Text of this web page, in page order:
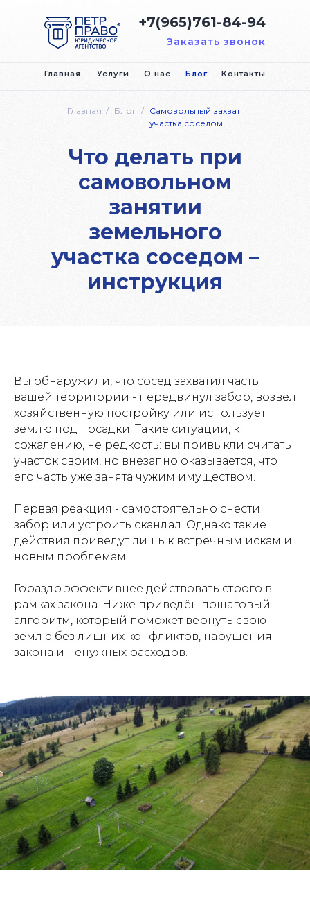
Главная /
Что делать при
самовольном
занятии
земельного
участка соседом –
инструкция
Главная Услуги О нас Контакты
+7(965)761-84-94
Заказать звонок
Блог
Блог
/ Самовольный захват
участка соседом
Вы обнаружили, что сосед захватил часть
вашей территории - передвинул забор, возвёл
хозяйственную постройку или использует
землю под посадки. Такие ситуации, к
сожалению, не редкость: вы привыкли считать
участок своим, но внезапно оказывается, что
его часть уже занята чужим имуществом.
Первая реакция - самостоятельно снести
забор или устроить скандал. Однако такие
действия приведут лишь к встречным искам и
новым проблемам.
Гораздо эффективнее действовать строго в
рамках закона. Ниже приведён пошаговый
алгоритм, который поможет вернуть свою
землю без лишних конфликтов, нарушения
закона и ненужных расходов.